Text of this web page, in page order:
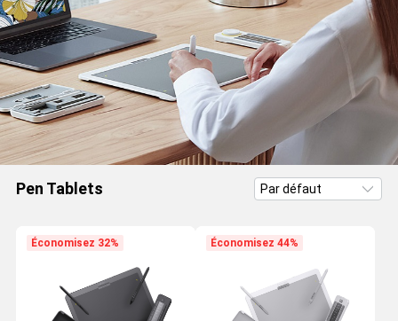
Pen Tablets
Économisez 32% Économisez 44%